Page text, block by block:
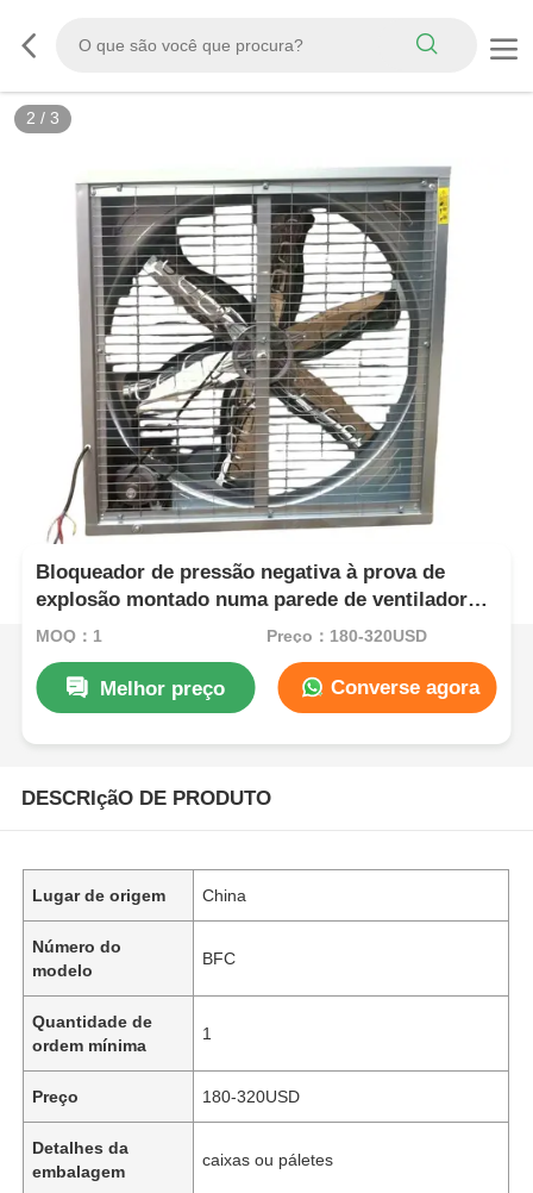
2 / 3
Bloqueador de pressão negativa à prova de
explosão montado numa parede de ventilador
para locais perigosos
MOQ：1 Preço：180-320USD
Melhor preço Converse agora
DESCRIçãO DE PRODUTO
Lugar de origem China
Número do
modelo
BFC
Quantidade de
ordem mínima
1
Preço 180-320USD
Detalhes da
embalagem
caixas ou páletes